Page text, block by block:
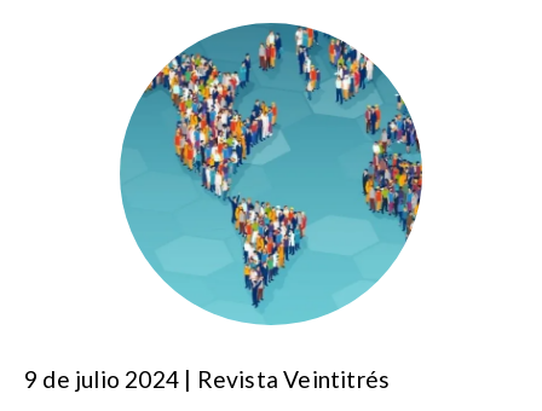
9 de julio 2024 | Revista Veintitrés